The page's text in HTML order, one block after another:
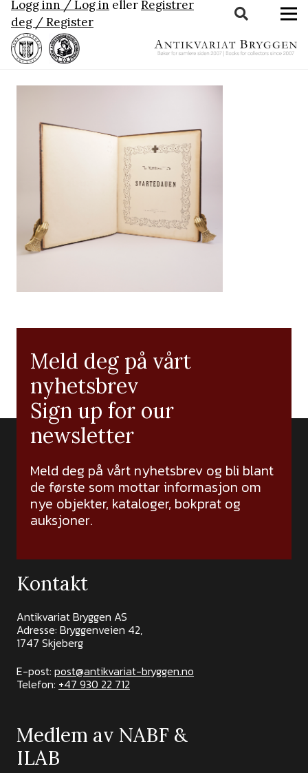
Logg inn / Log in ellerRegistrer
deg / Register
Meld deg på vårt
nyhetsbrev
Sign up for our
newsletter
Meld deg på vårt nyhetsbrev og bli blant
de første som mottar informasjon om
nye objekter, kataloger, bokprat og
auksjoner.
Kontakt
Antikvariat Bryggen AS
Adresse: Bryggenveien 42,
1747 Skjeberg
E-post: post@antikvariat-bryggen.no
Telefon: +47 930 22 712
Medlem av NABF &
ILAB